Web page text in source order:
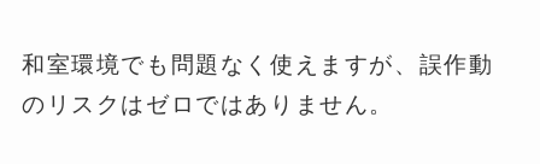
和室環境でも問題なく使えますが、誤作動
のリスクはゼロではありません。